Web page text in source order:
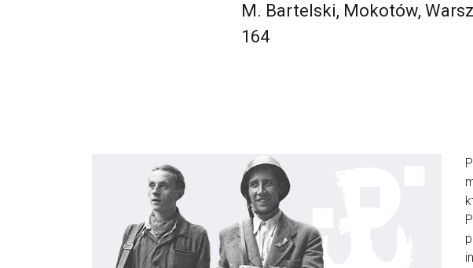
M. Bartelski, Mokotów,
164